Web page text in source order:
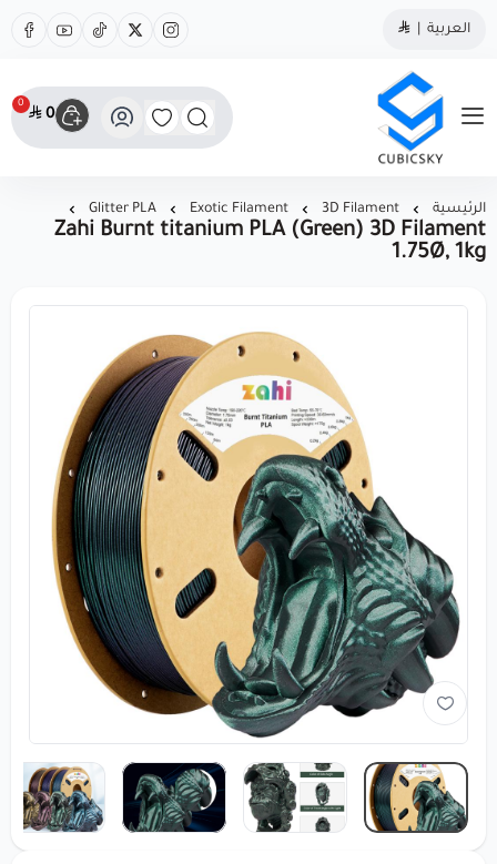
العربية
مؤسسة كيوبك سكاي
0
0
الرئيسية 3D Filament
Exotic Filament
Glitter PLA
Zahi Burnt titanium PLA (Green) 3D Filament
1.75Ø, 1kg